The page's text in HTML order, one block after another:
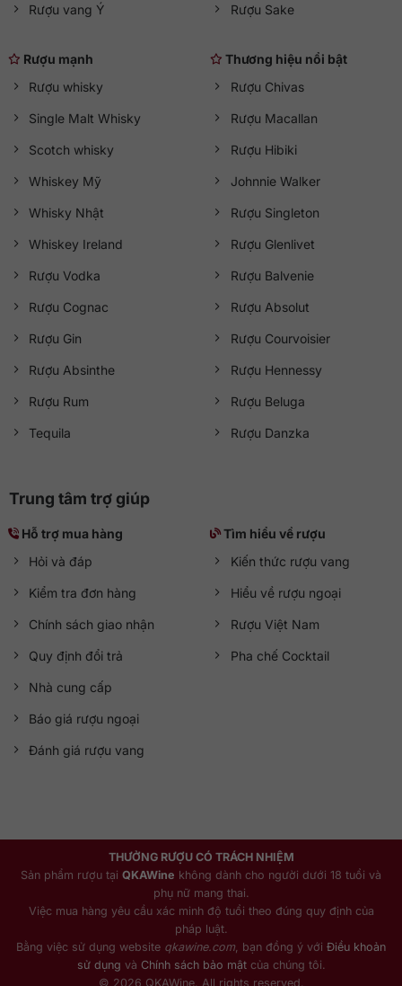
Rượu vang Ý Rượu Sake
Rượu mạnh
Rượu whisky
Single Malt Whisky
Scotch whisky
Whiskey Mỹ
Whisky Nhật
Whiskey Ireland
Rượu Vodka
Rượu Cognac
Rượu Gin
Rượu Absinthe
Rượu Rum
Tequila
Thương hiệu nổi bật
Rượu Chivas
Rượu Macallan
Rượu Hibiki
Johnnie Walker
Rượu Singleton
Rượu Glenlivet
Rượu Balvenie
Rượu Absolut
Rượu Courvoisier
Rượu Hennessy
Rượu Beluga
Rượu Danzka
Trung tâm trợ giúp
Hỗ trợ mua hàng
Hỏi và đáp
Kiểm tra đơn hàng
Chính sách giao nhận
Quy định đổi trả
Nhà cung cấp
Báo giá rượu ngoại
Đánh giá rượu vang
Tìm hiểu về rượu
Kiến thức rượu vang
Hiểu về rượu ngoại
Rượu Việt Nam
Pha chế Cocktail
THƯỞNG RƯỢU CÓ TRÁCH NHIỆM
Sản phẩm rượu tại QKAWine không dành cho người dưới 18 tuổi và
phụ nữ mang thai.
Việc mua hàng yêu cầu xác minh độ tuổi theo đúng quy định của
pháp luật.
Bằng việc sử dụng website qkawine.com , bạn đồng ý với Điều khoản
sử dụng và Chính sách bảo mậtcủa chúng tôi.
© 2026 QKAWine. All rights reserved.